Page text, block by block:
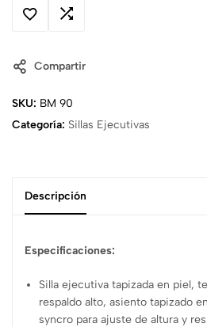
Compartir
SKU: BM 90
Categoría: Sillas Ejecutivas
Descripción
Especificaciones:
Silla ejecutiva tapizada en piel,
respaldo alto, asiento tapizado
syncro para ajuste de altura y